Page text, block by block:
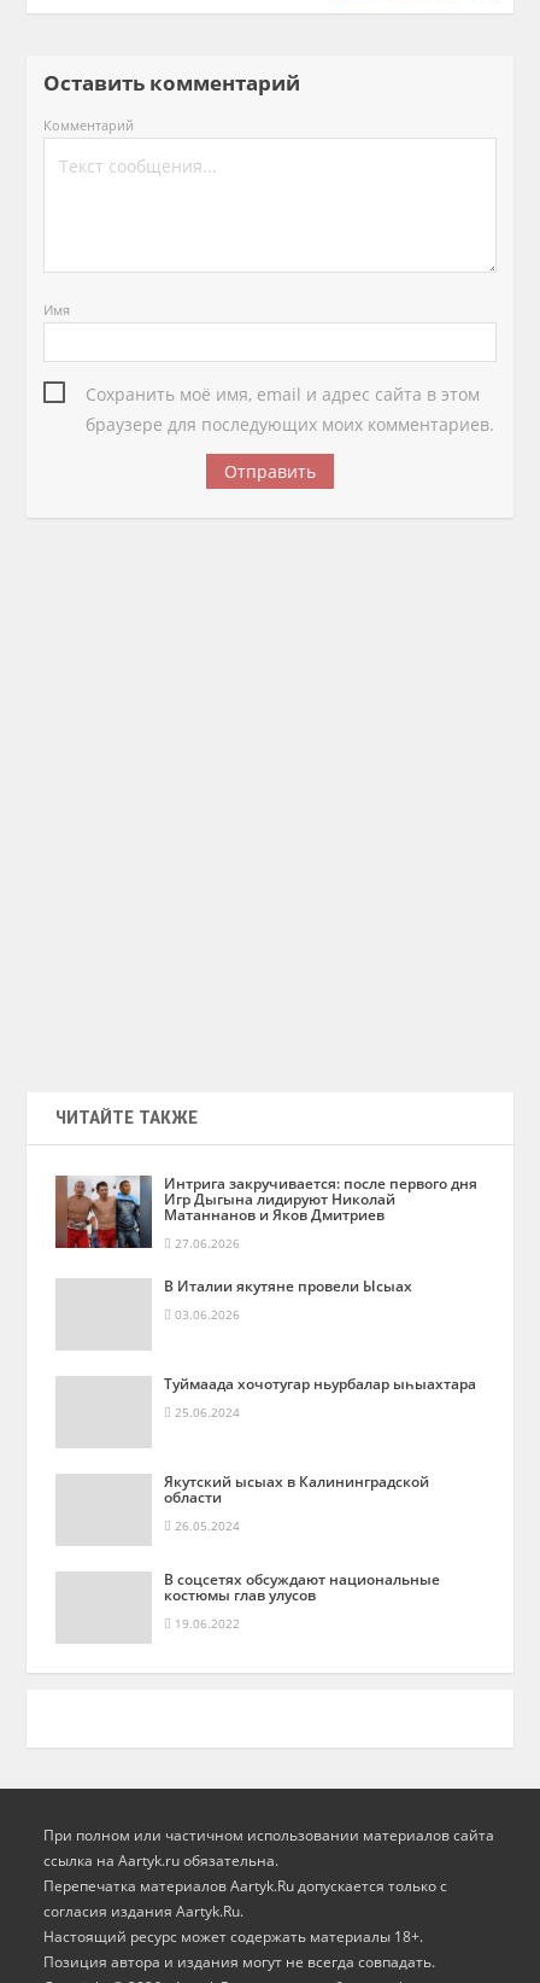
Оставить комментарий
Комментарий
Имя
Сохранить моё имя, email и адрес сайта в этом
браузере для последующих моих комментариев.
ЧИТАЙТЕ ТАКЖЕ
Интрига закручивается: после первого дня
Игр Дыгына лидируют Николай
Матаннанов и Яков Дмитриев
27.06.2026
В Италии якутяне провели Ысыах
03.06.2026
Туймаада хочотугар ньурбалар ыһыахтара
25.06.2024
Якутский ысыах в Калининградской
области
26.05.2024
В соцсетях обсуждают национальные
костюмы глав улусов
19.06.2022
При полном или частичном использовании материалов сайта
ссылка на Aartyk.ru oбязательна.
Перепечатка материалов Aartyk.Ru допускается только с
согласия издания Aartyk.Ru.
Настоящий ресурс может содержать материалы 18+.
Позиция автора и издания могут не всегда совпадать.